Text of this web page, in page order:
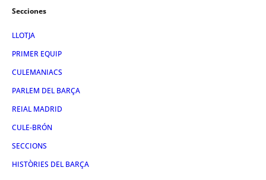
Secciones
LLOTJA
PRIMER EQUIP
CULEMANIACS
PARLEM DEL BARÇA
REIAL MADRID
CULE-BRÓN
SECCIONS
HISTÒRIES DEL BARÇA